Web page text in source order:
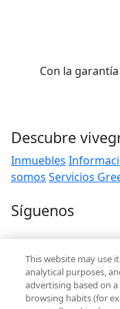
Con la
Descubre
Inmuebles
somos Servicios
Síguenos
Contacto
hola@vivegreen.com
This website may use
analytical purposes,
advertising based on
browsing habits (for